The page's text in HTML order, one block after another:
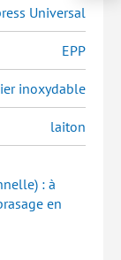
Universal
EPP
inoxydable
laiton
: à
en